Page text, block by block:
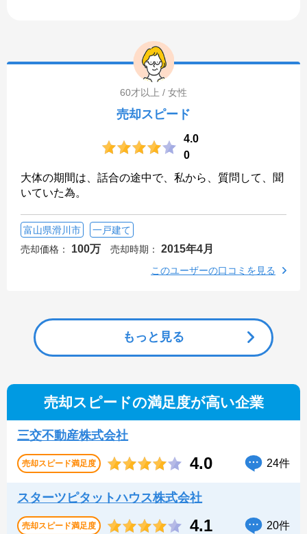
60才以上 / 女性
売却スピード
4.0
0
大体の期間は、話合の途中で、私から、質問して、聞
いていた為。
富山県滑川市
一戸建て
売却価格：
100万 売却時期： 2015年4月
このユーザーの口コミを見る
もっと見る
売却スピードの満足度が高い企業
三交不動産株式会社
売却スピード満足度 4.0 24件
スターツピタットハウス株式会社
売却スピード満足度 4.1 20件